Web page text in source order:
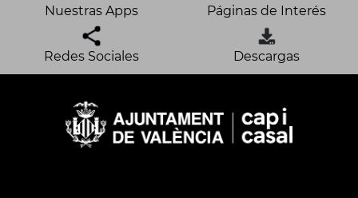
Nuestras Apps Páginas de Interés
Redes Sociales Descargas